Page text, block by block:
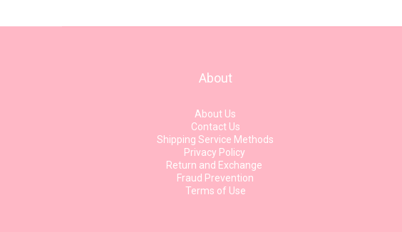
About
About Us
Contact Us
Shipping Service Methods
Privacy Policy
Return and Exchange
Fraud Prevention
Terms of Use